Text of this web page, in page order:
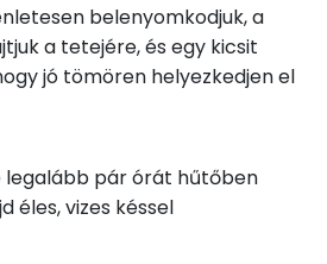
kakaópor
11 kcal
30 kcal
18 kcal
belenyomkodjuk, a
a tetejére, és egy kicsit
jó tömören helyezkedjen el
legalább pár órát hűtőben
éles, vizes késsel